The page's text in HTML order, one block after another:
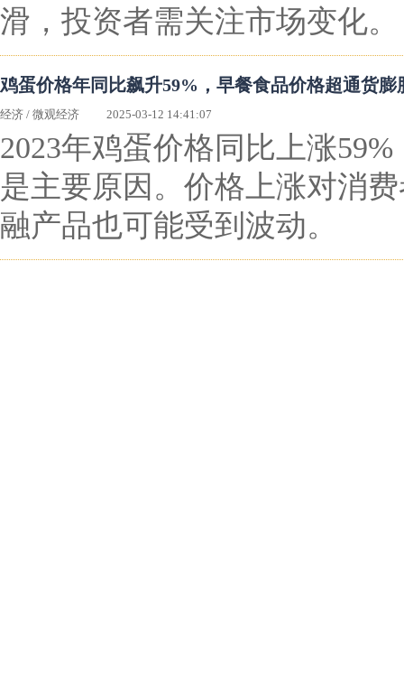
滑，投资者需关注市场变化。
鸡蛋价格年同比飙升59%，早餐食品价格超通货膨
经济 / 微观经济 2025-03-12 14:41:07
2023年鸡蛋价格同比上涨
是主要原因。价格上涨对消
融产品也可能受到波动。